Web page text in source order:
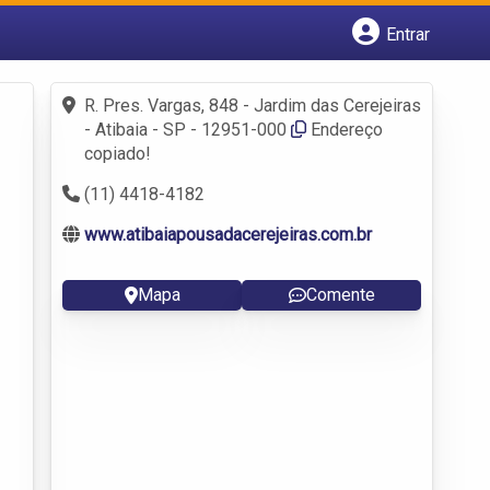
Entrar
Fazer login
Criar conta
R. Pres. Vargas, 848 - Jardim das Cerejeiras
- Atibaia - SP - 12951-000
Endereço
copiado!
(11) 4418-4182
www.atibaiapousadacerejeiras.com.br
Mapa Comente